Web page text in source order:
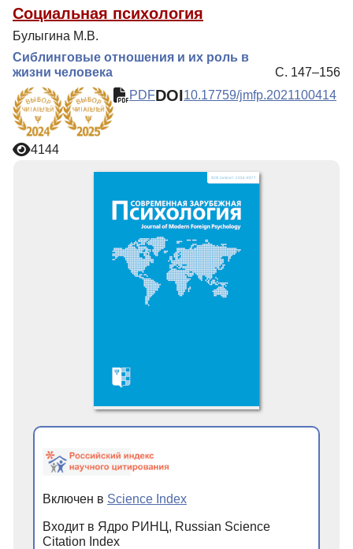
Социальная психология
Булыгина М.В.
Сиблинговые отношения и их роль в
жизни человека
С. 147–156
PDFDOI10.17759/jmfp.2021100414
4144
Включен в Science Index
Входит в Ядро РИНЦ, Russian Science
Citation Index